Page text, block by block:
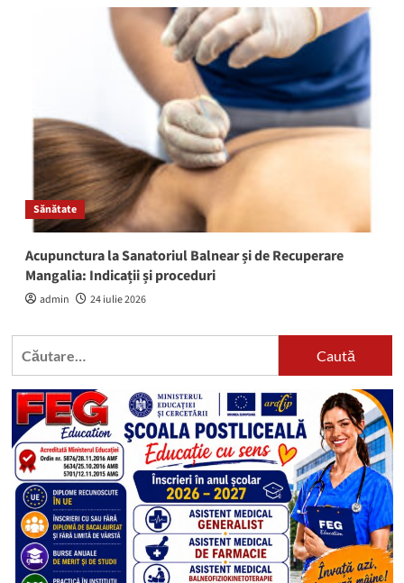
Sănătate
Acupunctura la Sanatoriul Balnear și de Recuperare
Mangalia: Indicații și proceduri
admin 24 iulie 2026
Caută